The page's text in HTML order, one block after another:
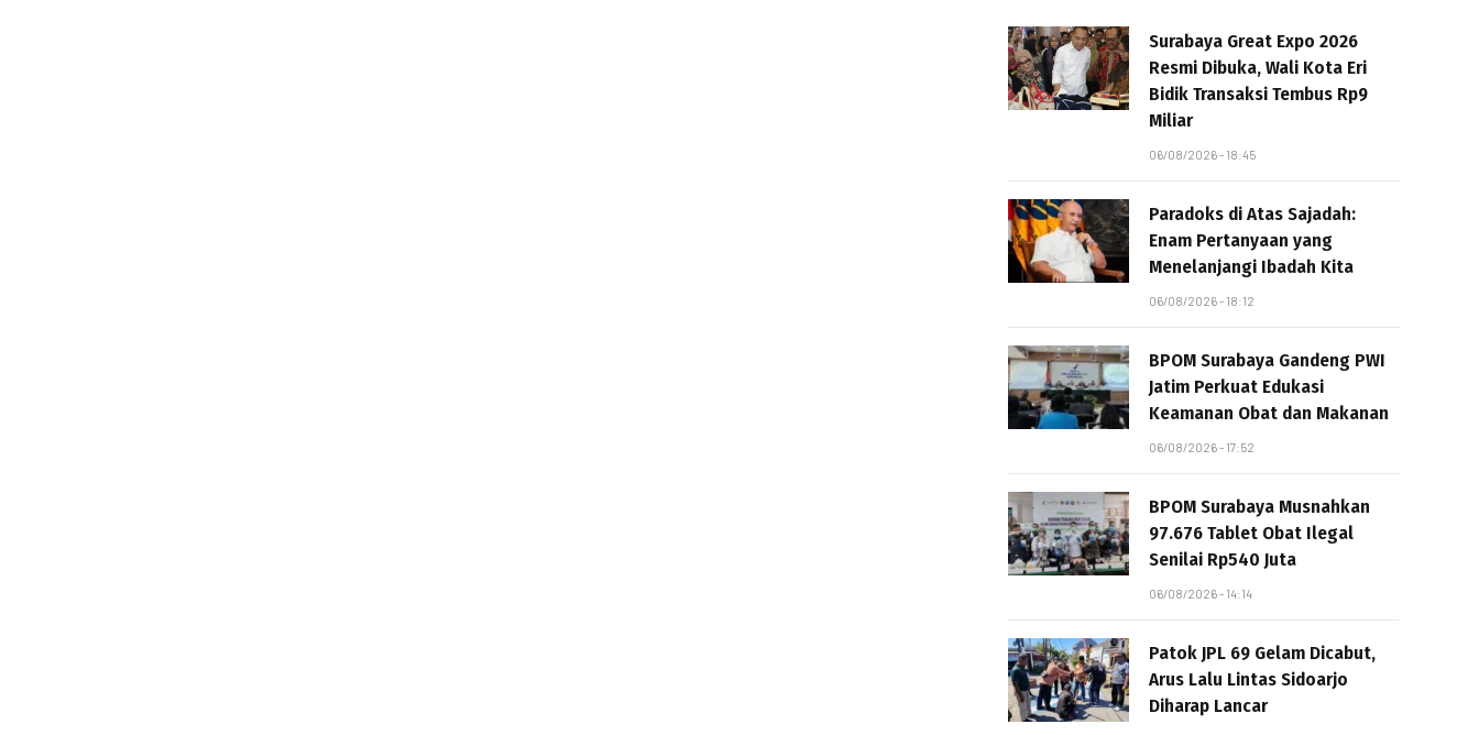
Surabaya Great Expo 2026
Resmi Dibuka, Wali Kota Eri
Bidik Transaksi Tembus Rp9
Miliar
06/08/2026 - 18:45
Paradoks di Atas Sajadah:
Enam Pertanyaan yang
Menelanjangi Ibadah Kita
06/08/2026 - 18:12
BPOM Surabaya Gandeng PWI
Jatim Perkuat Edukasi
Keamanan Obat dan Makanan
06/08/2026 - 17:52
BPOM Surabaya Musnahkan
97.676 Tablet Obat Ilegal
Senilai Rp540 Juta
06/08/2026 - 14:14
Patok JPL 69 Gelam Dicabut,
Arus Lalu Lintas Sidoarjo
Diharap Lancar